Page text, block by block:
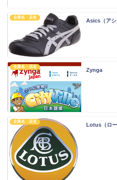
企業名・店名
Asics（アシ
企業名・店名
Zynga
企業名・店名
Lotus（ロー